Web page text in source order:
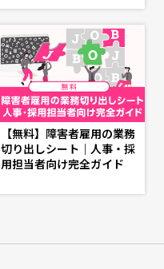
想の人事へ、ショートカッ
ト
【無料】障害者雇用の業務
切り出しシート｜人事・採
用担当者向け完全ガイド